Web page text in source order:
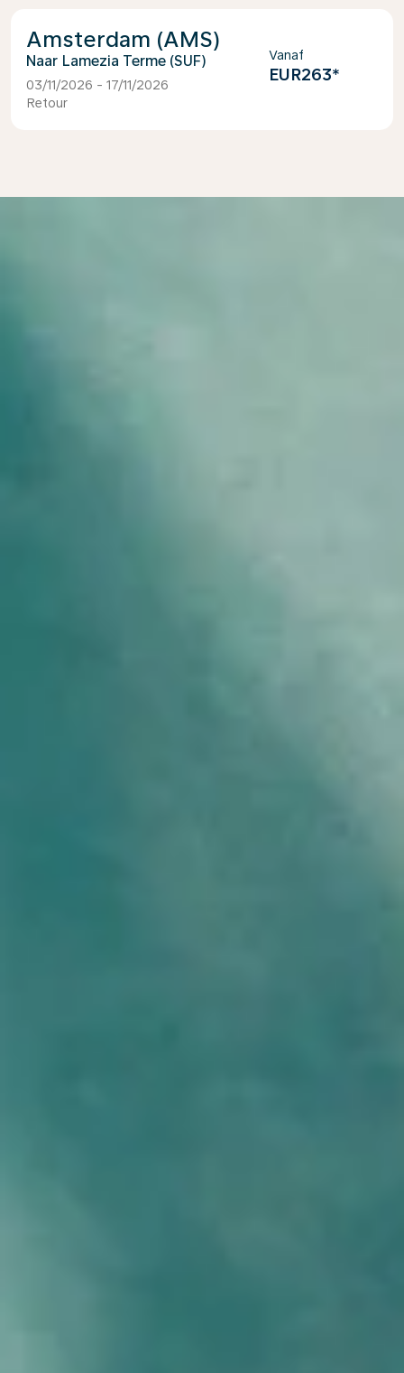
Amsterdam (AMS)
Lamezia Terme (SUF)
03/11/2026 - 17/11/2026
Retour
Vanaf
EUR263*